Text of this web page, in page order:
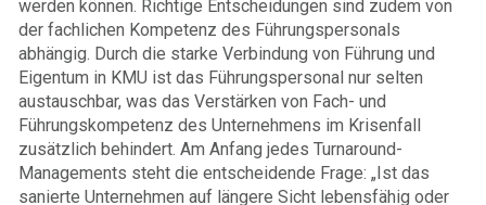
werden können. Richtige Entscheidungen sind zudem von
der fachlichen Kompetenz des Führungspersonals
abhängig. Durch die starke Verbindung von Führung und
Eigentum in KMU ist das Führungspersonal nur selten
austauschbar, was das Verstärken von Fach- und
Führungskompetenz des Unternehmens im Krisenfall
zusätzlich behindert. Am Anfang jedes Turnaround-
Managements steht die entscheidende Frage: „Ist das
sanierte Unternehmen auf längere Sicht lebensfähig oder